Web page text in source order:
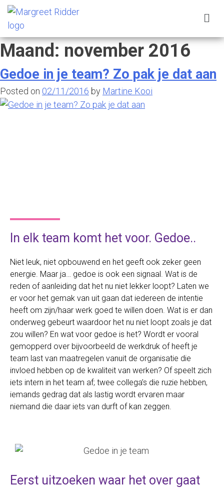
Maand: november 2016
Gedoe in je team? Zo pak je dat aan
Posted on 02/11/2016 by Martine Kooi
In elk team komt het voor. Gedoe..
Niet leuk, niet opbouwend en het geeft ook zeker geen
energie. Maar ja… gedoe is ook een signaal. Wat is de
reden of aanleiding dat het nu niet lekker loopt? Laten we
er voor het gemak van uit gaan dat iedereen de intentie
heeft om zijn/haar werk goed te willen doen. Wat is er dan
onderweg gebeurt waardoor het nu niet loopt zoals je dat
zou willen? En wat voor gedoe is het? Wordt er vooral
gemopperd over bijvoorbeeld de werkdruk of heeft je
team last van maatregelen vanuit de organisatie die
invloed hebben op de kwaliteit van werken? Of speelt zich
iets intern in het team af; twee collega’s die ruzie hebben,
iemands gedrag dat als lastig wordt ervaren maar
niemand die daar iets van durft of kan zeggen.
Eerst uitzoeken waar het over gaat